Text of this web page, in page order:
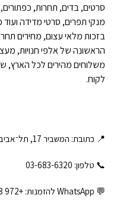
סרטים, בדים, תחרות, כפתורים,
מנקי תפרים, סרטי מדידה ועוד
בזכות מלאי עצום, מחירים
הראשונה של אלפי חנויות,
משלוחים מהירים לכל הארץ,
לקוח.
📍 כתובת: המשביר 17, תל־אביב יפו
📞 טלפון: ‎03-683-6320
💬 WhatsApp להזמנות: +972 55-247-3338